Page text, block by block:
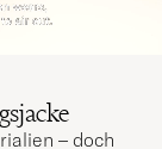
– doch